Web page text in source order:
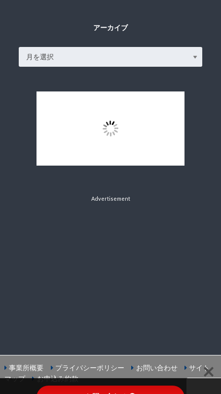
アーカイブ
Advertisement
事業所概要 プライバシーポリシー お問い合わせ
サイト
マップ
お申込み約款